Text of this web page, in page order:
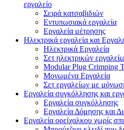
εργαλείο
Σειρά κατσαβιδιών
Εντυπωσιακά εργαλεία
Εργαλεία μέτρησης
Ηλεκτρικά εργαλεία και
Ηλεκτρικά Εργαλεία
Σετ ηλεκτρικών
Modular Plug Crimping
Μονωμένα Εργαλεία
Σετ εργαλείων με
Εργαλεία συγκόλλησης και
Εργαλεία συγκόλλησης
Εργαλεία Δόμησης και
Εργαλεία ορείχαλκου χωρίς